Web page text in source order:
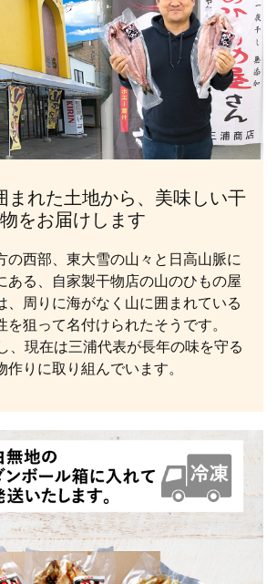
まれた土地から、美味しい干
物をお届けします
の西部、東大雪の山々と日高山脈に
ある、自家製干物店の山のひもの屋
、周りに海がなく山に囲まれている
を狙って名付けられたそうです。
、現在は三浦代表が長年の味を守る
作りに取り組んでいます。